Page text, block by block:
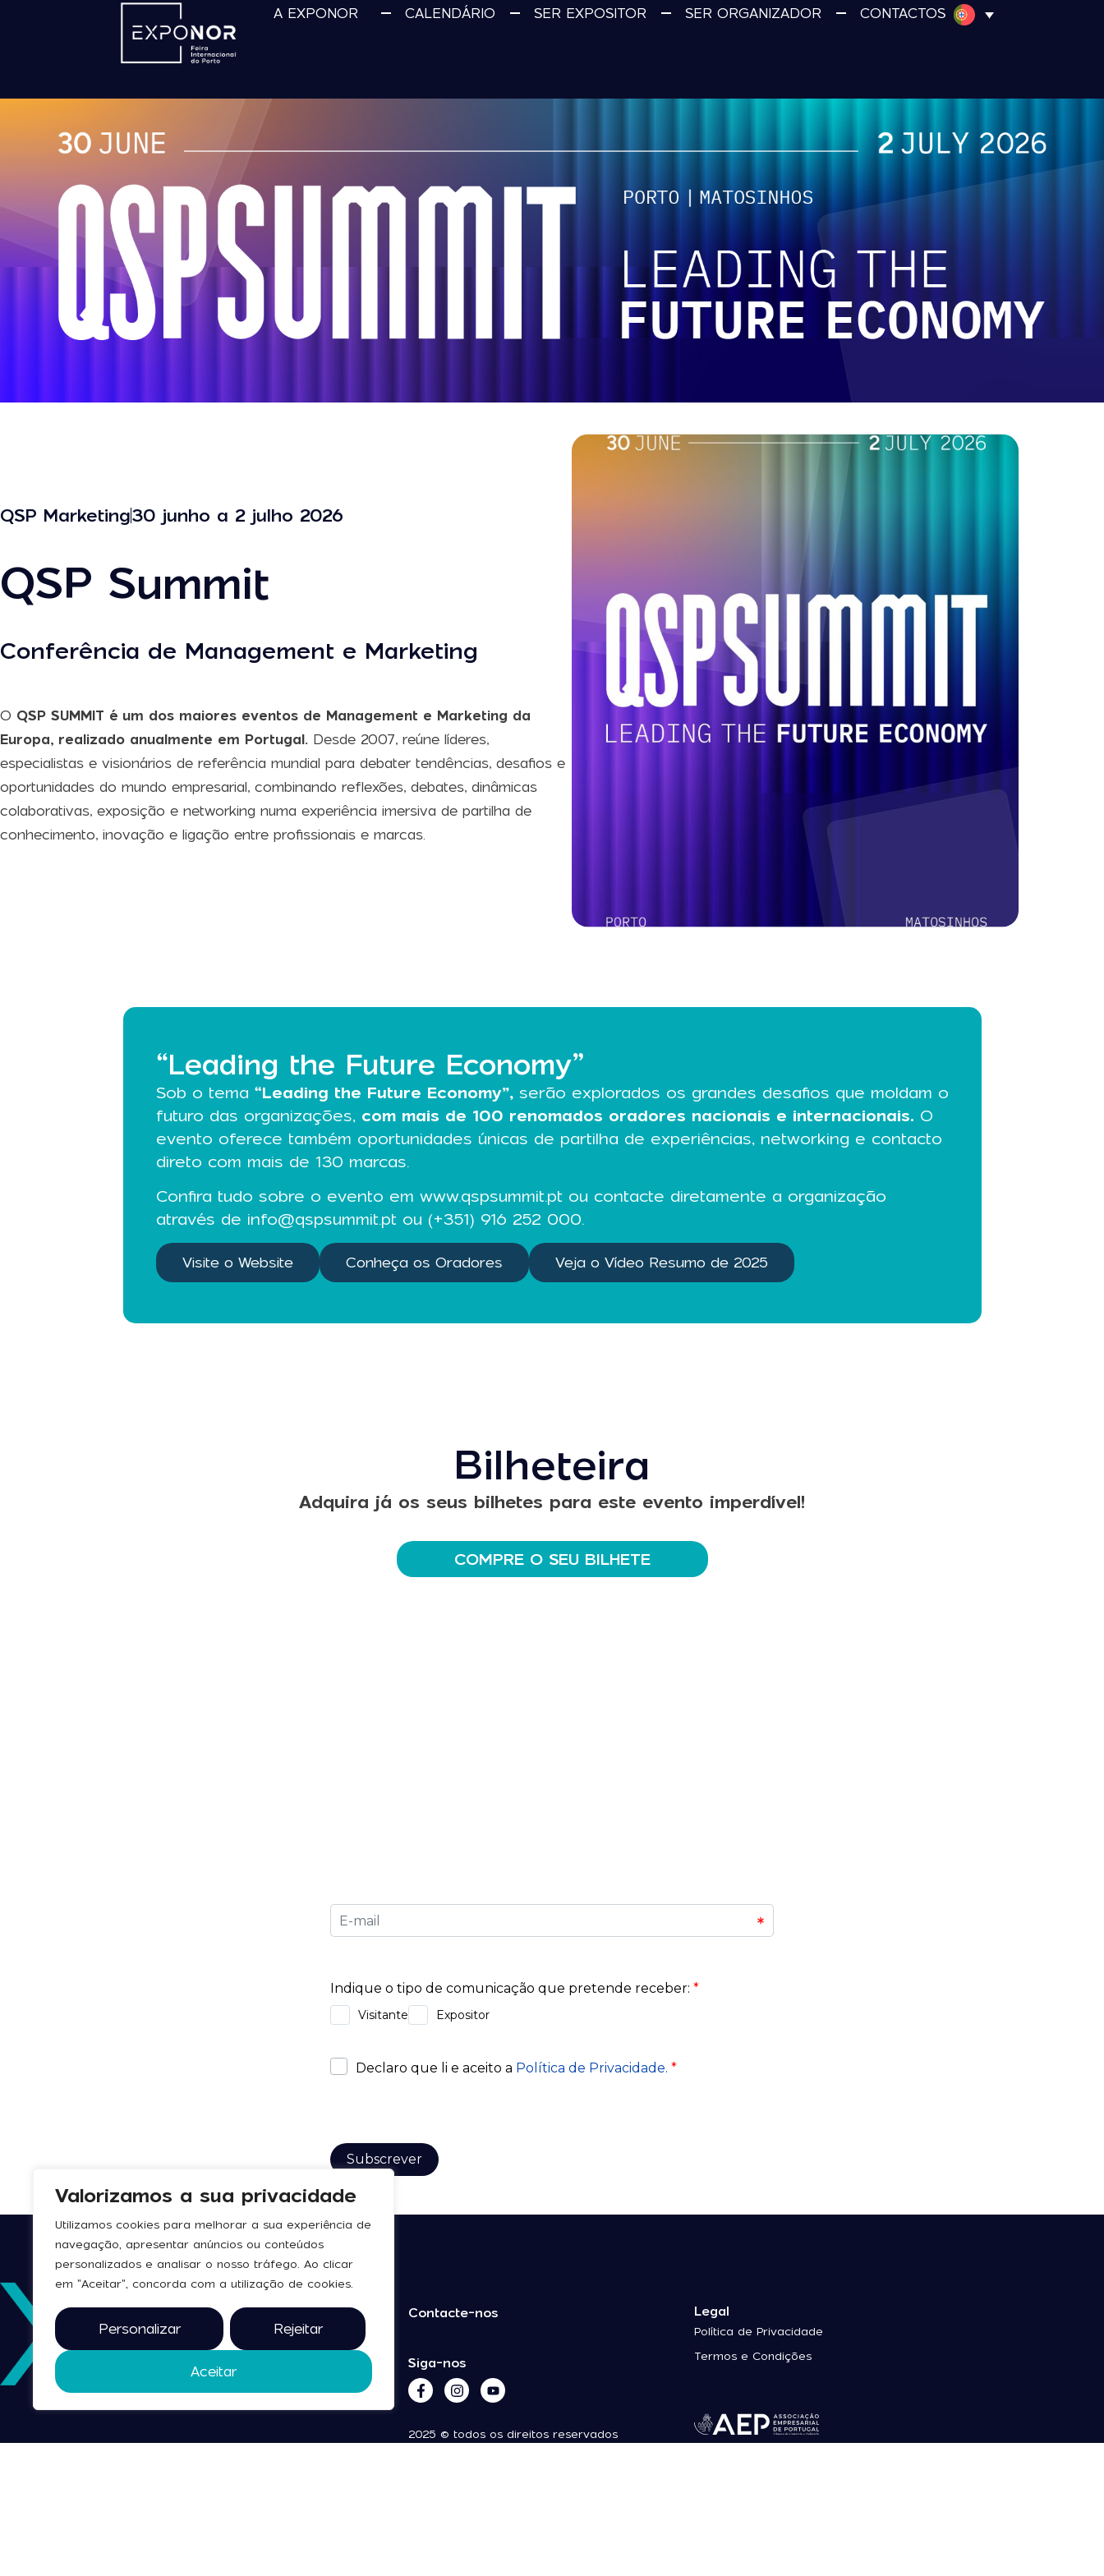
Valorizamos a sua privacidade
Utilizamos cookies para melhorar a sua experiência de
navegação, apresentar anúncios ou conteúdos
personalizados e analisar o nosso tráfego. Ao clicar
em "Aceitar", concorda com a utilização de cookies.
Personalizar Rejeitar
Aceitar
A EXPONOR CALENDÁRIO SER EXPOSITOR SER ORGANIZADOR CONTACTOS
QSP Marketing30 junho a 2 julho 2026
QSP Summit
Conferência de Management e Marketing
O QSP SUMMIT é um dos maiores eventos de Management e Marketing da
Europa, realizado anualmente em Portugal. Desde 2007, reúne líderes,
especialistas e visionários de referência mundial para debater tendências, desafios e
oportunidades do mundo empresarial, combinando reflexões, debates, dinâmicas
colaborativas, exposição e networking numa experiência imersiva de partilha de
conhecimento, inovação e ligação entre profissionais e marcas.
“Leading the Future Economy”
Sob o tema “Leading the Future Economy”,serão explorados os grandes desafios que moldam o
futuro das organizações, com mais de 100 renomados oradores nacionais e internacionais. O
evento oferece também oportunidades únicas de partilha de experiências, networking e contacto
direto com mais de 130 marcas.
Confira tudo sobre o evento em www.qspsummit.pt ou contacte diretamente a organização
através de info@qspsummit.pt ou (+351) 916 252 000.
Visite o Website Conheça os Oradores Veja o Vídeo Resumo de 2025
Bilheteira
Adquira já os seus bilhetes para este evento imperdível!
COMPRE O SEU BILHETE
Contacte-nos
Siga-nos
2025 © todos os direitos reservados
Legal
Política de Privacidade
Termos e Condições